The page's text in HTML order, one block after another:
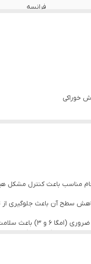
فرانسه
خوراکی
و عملکرد سیستم گوارشی
آنها
فراوان جهت افزایش
مناسب باعث کنترل مشکل